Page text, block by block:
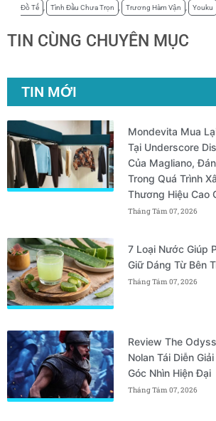
Đồ Tể , Tình Đầu Chưa Trọn , Trương Hàm Vận , Youku
TIN CÙNG CHUYÊN MỤC
TIN MỚI
Mondevita Mua
Tại Underscore
Của Magliano,
Trong Quá Trình
Thương Hiệu Cao
Tháng Tám 07, 2026
7 Loại Nước Giúp
Giữ Dáng Từ Bên
Tháng Tám 07, 2026
Review The
Nolan Tái Diễn
Góc Nhìn Hiện Đại
Tháng Tám 07, 2026